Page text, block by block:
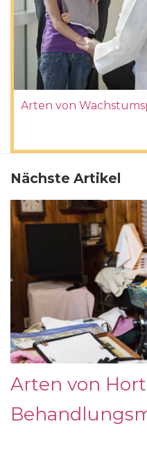
Arten von
Nächste Artikel
Arten von